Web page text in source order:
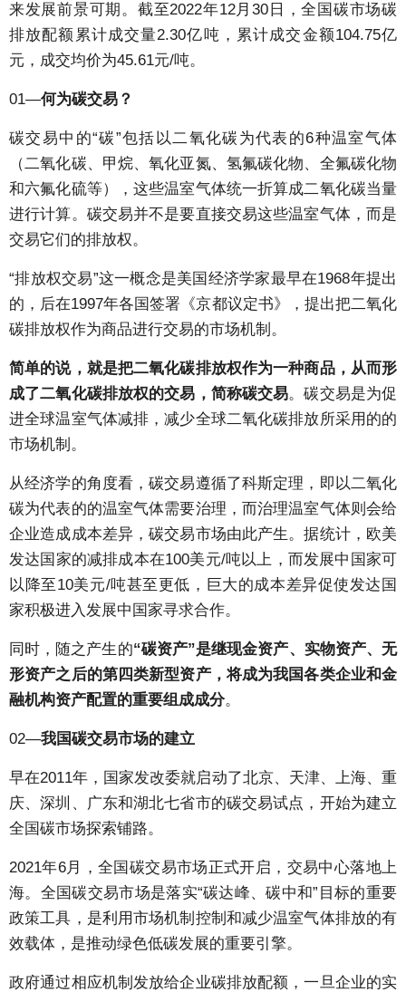
来发展前景可期。截至2022年12月30日，全国碳市场碳
排放配额累计成交量2.30亿吨，累计成交金额104.75亿
元，成交均价为45.61元/吨。
01—何为碳交易？
碳交易中的“碳”包括以二氧化碳为代表的6种温室气体
（二氧化碳、甲烷、氧化亚氮、氢氟碳化物、全氟碳化物
和六氟化硫等），这些温室气体统一折算成二氧化碳当量
进行计算。碳交易并不是要直接交易这些温室气体，而是
交易它们的排放权。
“排放权交易”这一概念是美国经济学家最早在1968年提出
的，后在1997年各国签署《京都议定书》，提出把二氧化
碳排放权作为商品进行交易的市场机制。
简单的说，就是把二氧化碳排放权作为一种商品，从而形
成了二氧化碳排放权的交易，简称碳交易。碳交易是为促
进全球温室气体减排，减少全球二氧化碳排放所采用的的
市场机制。
从经济学的角度看，碳交易遵循了科斯定理，即以二氧化
碳为代表的的温室气体需要治理，而治理温室气体则会给
企业造成成本差异，碳交易市场由此产生。据统计，欧美
发达国家的减排成本在100美元/吨以上，而发展中国家可
以降至10美元/吨甚至更低，巨大的成本差异促使发达国
家积极进入发展中国家寻求合作。
同时，随之产生的“碳资产”是继现金资产、实物资产、无
形资产之后的第四类新型资产，将成为我国各类企业和金
融机构资产配置的重要组成成分。
02—我国碳交易市场的建立
早在2011年，国家发改委就启动了北京、天津、上海、重
庆、深圳、广东和湖北七省市的碳交易试点，开始为建立
全国碳市场探索铺路。
2021年6月，全国碳交易市场正式开启，交易中心落地上
海。全国碳交易市场是落实“碳达峰、碳中和”目标的重要
政策工具，是利用市场机制控制和减少温室气体排放的有
效载体，是推动绿色低碳发展的重要引擎。
政府通过相应机制发放给企业碳排放配额，一旦企业的实